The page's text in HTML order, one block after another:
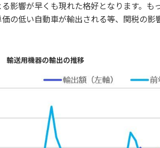
影響が早くも現れた格好となります。
の低い自動車が輸出される等、関税の
輸送用機器の輸出の推移